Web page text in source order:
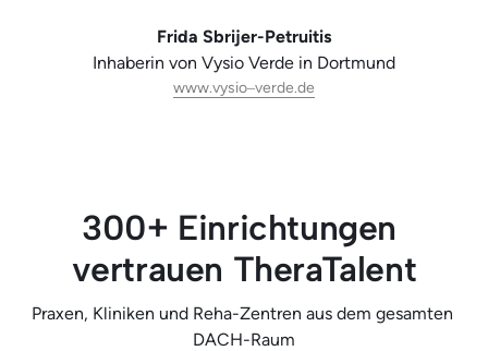
Frida Sbrijer-Petruitis
Inhaberin von Vysio Verde in Dortmund
www.vysio‒verde.de
300+ Einrichtungen
vertrauen TheraTalent
Praxen, Kliniken und Reha-Zentren aus dem gesamten
DACH-Raum